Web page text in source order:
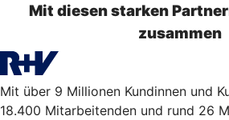
Mit diesen starken
zusammen
Mit über 9 Millionen Kundinnen und
18.400 Mitarbeitenden und rund 26